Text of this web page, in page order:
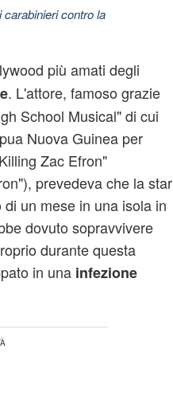
carabinieri contro la
più amati degli
. L'attore, famoso grazie
School Musical" di cui
Nuova Guinea per
Zac Efron"
prevedeva che la star
un mese in una isola in
dovuto sopravvivere
durante questa
in unainfezione